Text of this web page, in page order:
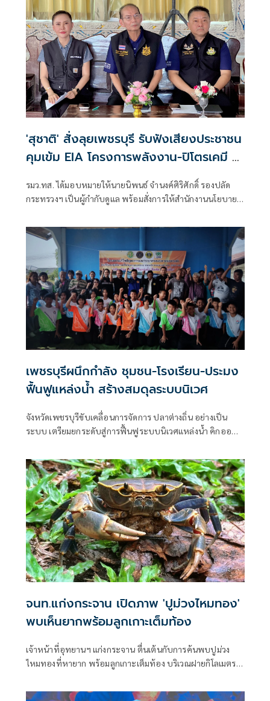
โครงการตามข้อสั่งการของราชเลขานุการในพระองค์ แผนงาน
โครงการเพิ่มประสิทธิภาพการเก็บกับน้ำในพื้นที่โครงการจัด
พัฒนาที่ดินตามพระราชประสงค์หุบกะพง และศูนย์ศึกษาการ
พัฒนาห้วยทรายอันเนื่องมาจากพระราชดำริ อำเภอชะอำ
จังหวัดเพชรบุรี
'สุชาติ' สั่งลุยเพชรบุรี รับฟังเสียงประชาชน
คุมเข้ม EIA โครงการพลังงาน-ปิโตรเคมี ย้ำ
รมว.ทส. ได้มอบหมายให้นายนิพนธ์ จำนงค์ศิริศักดิ์ รองปลัด
กระทรวงฯ เป็นผู้กำกับดูแล พร้อมสั่งการให้สำนักงานนโยบาย
รับฟังความคิดเห็นของประชาชนอย่างโปร่งใสและรอบด้าน
โดยมีนายบรรณรักษ์ เสริมทอง เลขาธิการ สผ. ลงพื้นที่ร่วมรับฟัง
ความคิดเห็นด้วยตนเอง
เพชรบุรีผนึกกำลัง ชุมชน-โรงเรียน-ประมง
ฟื้นฟูแหล่งน้ำ สร้างสมดุลระบบนิเวศ
จังหวัดเพชรบุรีขับเคลื่อนการจัดการ ปลาต่างถิ่น อย่างเป็น
ระบบ เตรียมยกระดับสู่การฟื้นฟูระบบนิเวศแหล่งน้ำ คิกออฟที่
นักเรียน ช่วยกันทำจุลินทรีย์ก้อน หรือ EM ball มอบให้
เกษตรกรและชาวประมง
จนท.แก่งกระจาน เปิดภาพ 'ปูม่วงไหมทอง'
พบเห็นยากพร้อมลูกเกาะเต็มท้อง
เจ้าหน้าที่อุทยานฯ แก่งกระจาน ตื่นเต้นกับการค้นพบปูม่วง
ไหมทองที่หายาก พร้อมลูกเกาะเต็มท้อง บริเวณฝายกิโลเมตรที่